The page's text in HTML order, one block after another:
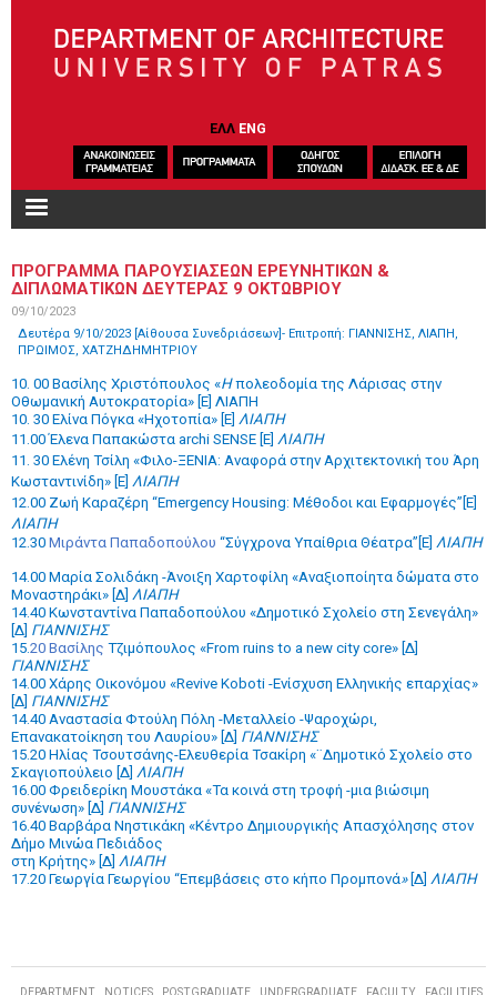
ΕΛΛ ENG
ΠΡΟΓΡΑΜΜΑ ΠΑΡΟΥΣΙΑΣΕΩΝ ΕΡΕΥΝΗΤΙΚΩΝ &
ΔΙΠΛΩΜΑΤΙΚΩΝ ΔΕΥΤΕΡΑΣ 9 ΟΚΤΩΒΡΙΟΥ
09/10/2023
Δευτέρα 9/10/2023 [Αίθουσα Συνεδριάσεων]- Επιτροπή: ΓΙΑΝΝΙΣΗΣ, ΛΙΑΠΗ,
ΠΡΩΙΜΟΣ, ΧΑΤΖΗΔΗΜΗΤΡΙΟΥ
10. 00 Βασίλης Χριστόπουλος «Hπολεοδομία της Λάρισας στην
Οθωμανική Αυτοκρατορία» [Ε] ΛΙΑΠΗ
10. 30 Ελίνα Πόγκα «Ηχοτοπία» [Ε] ΛΙΑΠΗ
11.00 Έλενα Παπακώστα archi SENSE [Ε] ΛΙΑΠΗ
11. 30 Ελένη Τσίλη «Φιλο-ΞΕΝΙΑ: Αναφορά στην Αρχιτεκτονική του Άρη
Κωσταντινίδη» [Ε] ΛΙΑΠΗ
12.00 Ζωή Καραζέρη “Emergency Housing: Μέθοδοι και Εφαρμογές” [Ε]
ΛΙΑΠΗ
12.30 Μιράντα Παπαδοπούλου “Σύγχρονα Υπαίθρια Θέατρα”[Ε] ΛΙΑΠΗ
14.00 Μαρία Σολιδάκη -Άνοιξη Χαρτοφίλη «Αναξιοποίητα δώματα στο
Μοναστηράκι» [Δ] ΛΙΑΠΗ
14.40 Κωνσταντίνα Παπαδοπούλου «Δημοτικό Σχολείο στη Σενεγάλη»
[Δ] ΓΙΑΝΝΙΣΗΣ
15.20 Βασίλης Τζιμόπουλος «From ruins to a new city core» Δ
ΓΙΑΝΝΙΣΗΣ
14.00 Χάρης Οικονόμου «Revive Koboti -Ενίσχυση Ελληνικής επαρχίας»
[Δ] ΓΙΑΝΝΙΣΗΣ
14.40 Αναστασία Φτούλη Πόλη -Μεταλλείο -Ψαροχώρι,
Επανακατοίκηση του Λαυρίου» [Δ] ΓΙΑΝΝΙΣΗΣ
15.20 Ηλίας Τσουτσάνης-Ελευθερία Τσακίρη «¨Δημοτικό Σχολείο στο
Σκαγιοπούλειο [Δ] ΛΙΑΠΗ
16.00 Φρειδερίκη Μουστάκα «Τα κοινά στη τροφή -μια βιώσιμη
συνένωση» [Δ] ΓΙΑΝΝΙΣΗΣ
16.40 Βαρβάρα Νηστικάκη «Κέντρο Δημιουργικής Απασχόλησης στον
Δήμο Μινώα Πεδιάδος
στη Κρήτης» [Δ] ΛΙΑΠΗ
17.20 Γεωργία Γεωργίου “Επεμβάσεις στο κήπο Προμπονά»[Δ] ΛΙΑΠΗ
DEPARTMENT NOTICES POSTGRADUATE UNDERGRADUATE FACULTY FACILITIES